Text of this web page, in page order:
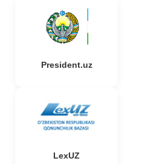
President.uz
LexUZ